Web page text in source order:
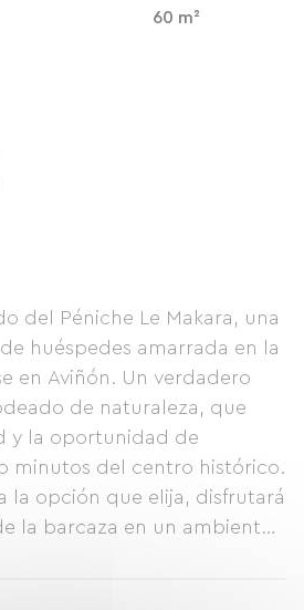
60 m²
del Péniche Le Makara, una
huéspedes amarrada en la
en Aviñón. Un verdadero
de naturaleza, que
y la oportunidad de
minutos del centro histórico.
la opción que elija, disfrutará
la barcaza en un ambiente